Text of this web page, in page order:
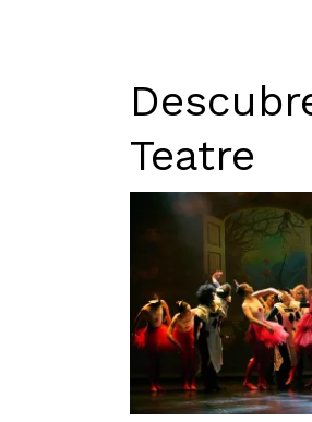
Teatre